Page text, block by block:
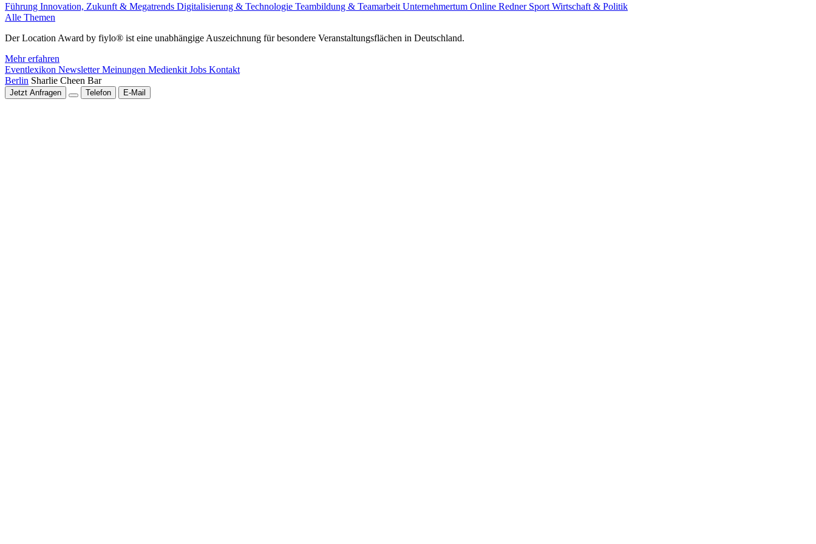
Führung Innovation, Zukunft & Megatrends Digitalisierung & Technologie Teambildung & Teamarbeit Unternehmertum Online Redner Sport Wirtschaft & Politik
Alle Themen
Der Location Award by fiylo® ist eine unabhängige Auszeichnung für besondere Veranstaltungsflächen in Deutschland.
Mehr erfahren
Eventlexikon NewsletterMeinungen Medienkit Jobs Kontakt
Berlin Sharlie Cheen Bar
Jetzt Anfragen Telefon E-Mail